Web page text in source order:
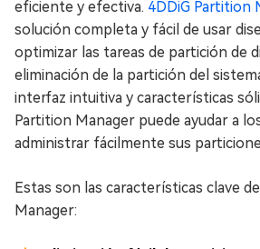
eficiente y efectiva. 4DDiG Partition
solución completa y fácil de usar
optimizar las tareas de partición de
eliminación de la partición del
interfaz intuitiva y características
Partition Manager puede ayudar a
administrar fácilmente sus
Estas son las características clave
Manager: